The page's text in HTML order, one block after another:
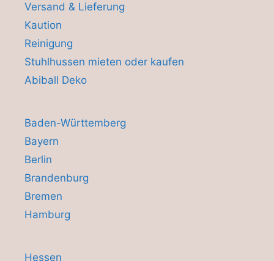
Versand & Lieferung
Kaution
Reinigung
Stuhlhussen mieten oder kaufen
Abiball Deko
Baden-Württemberg
Bayern
Berlin
Brandenburg
Bremen
Hamburg
Hessen